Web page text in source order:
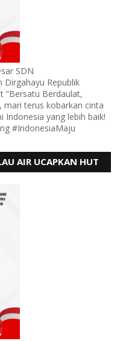
SDN
Dirgahayu Republik
“Bersatu Berdaulat,
mari terus kobarkan cinta
yang lebih baik!
#IndonesiaMaju
AIR UCAPKAN HUT